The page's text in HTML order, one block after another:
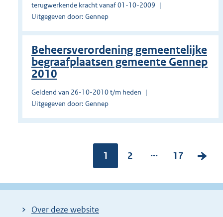
terugwerkende kracht vanaf 01-10-2009
Uitgegeven door: Gennep
Beheersverordening gemeentelijke
begraafplaatsen gemeente Gennep
2010
Geldend van 26-10-2010 t/m heden
Uitgegeven door: Gennep
Pagina:
1
P
g
2 ...
P
g
17
V
l
Over deze website